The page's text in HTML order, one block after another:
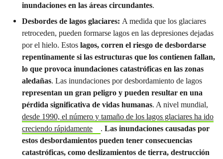
inundaciones en las áreas circundantes.
Desbordes de lagos glaciares: A medida que los glaciares
retroceden, pueden formarse lagos en las depresiones dejadas
por el hielo. Estos lagos, corren el riesgo de desbordarse
repentinamente si las estructuras que los contienen fallan,
lo que provoca inundaciones catastróficas en las zonas
aledañas. Las inundaciones por desbordamiento de lagos
representan un gran peligro y pueden resultar en una
pérdida significativa de vidas humanas. A nivel mundial,
desde 1990, el número y tamaño de los lagos glaciares ha ido
creciendo rápidamente
. Las inundaciones causadas por
estos desbordamientos pueden tener consecuencias
catastróficas, como deslizamientos de tierra, destrucción